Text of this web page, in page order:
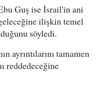
Guş ise İsrail'in ani
ilişkin temel
söyledi.
ayrıntılarını tamamen
reddedeceğine